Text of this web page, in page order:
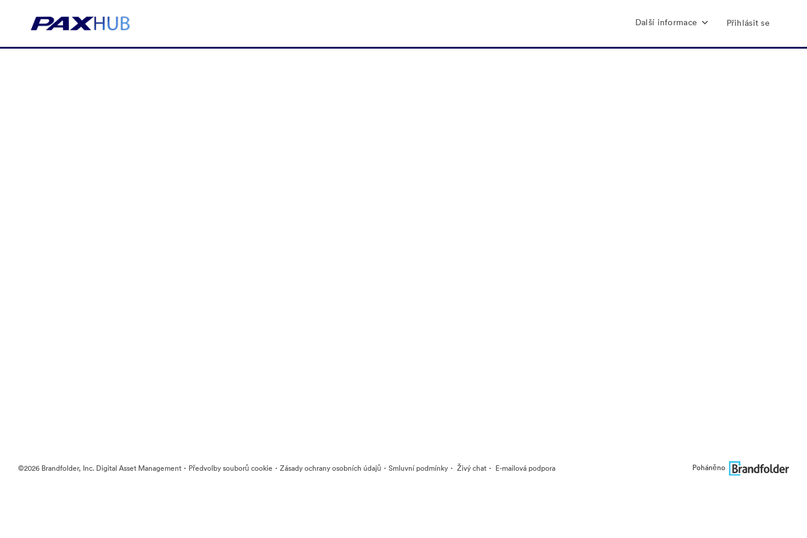
Další informace Přihlásit se
©2026 Brandfolder, Inc. Digital Asset Management · Předvolby souborů cookie · Zásady ochrany osobních údajů · Smluvní podmínky · Živý chat · E-mailová podpora Poháněno